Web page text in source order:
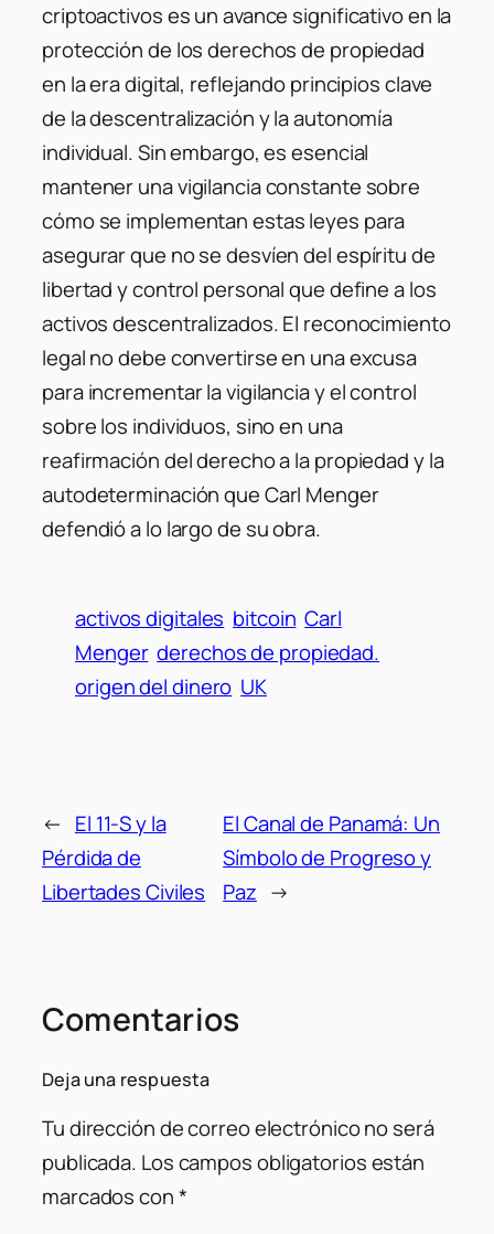
criptoactivos es un avance significativo en la
protección de los derechos de propiedad
en la era digital, reflejando principios clave
de la descentralización y la autonomía
individual. Sin embargo, es esencial
mantener una vigilancia constante sobre
cómo se implementan estas leyes para
asegurar que no se desvíen del espíritu de
libertad y control personal que define a los
activos descentralizados. El reconocimiento
legal no debe convertirse en una excusa
para incrementar la vigilancia y el control
sobre los individuos, sino en una
reafirmación del derecho a la propiedad y la
autodeterminación que Carl Menger
defendió a lo largo de su obra.
activos digitales bitcoin Carl
Menger derechos de propiedad.
origen del dinero UK
← El 11-S y la
Pérdida de
Libertades Civiles
El Canal de Panamá: Un
Símbolo de Progreso y
Paz →
Comentarios
Deja una respuesta
Tu dirección de correo electrónico no será
publicada. Los campos obligatorios están
marcados con*